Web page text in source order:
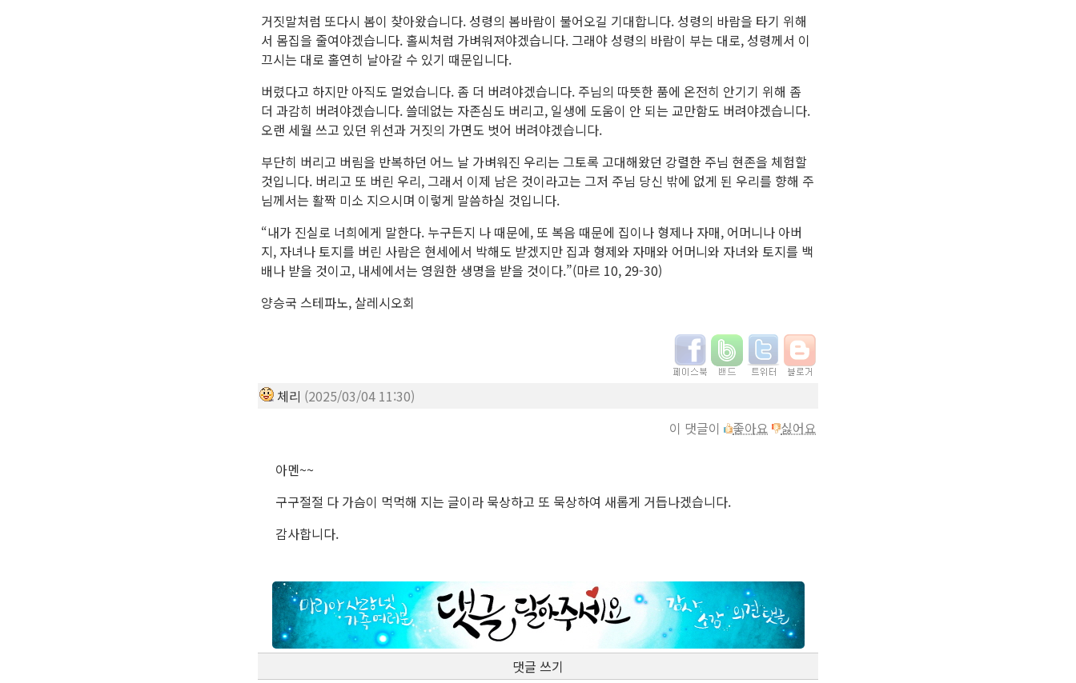
거짓말처럼 또다시 봄이 찾아왔습니다. 성령의 봄바람이 불어오길 기대합니다. 성령의 바람을 타기 위해
서 몸집을 줄여야겠습니다. 홀씨처럼 가벼워져야겠습니다. 그래야 성령의 바람이 부는 대로, 성령께서 이
끄시는 대로 홀연히 날아갈 수 있기 때문입니다.
버렸다고 하지만 아직도 멀었습니다. 좀 더 버려야겠습니다. 주님의 따뜻한 품에 온전히 안기기 위해 좀
더 과감히 버려야겠습니다. 쓸데없는 자존심도 버리고, 일생에 도움이 안 되는 교만함도 버려야겠습니다.
오랜 세월 쓰고 있던 위선과 거짓의 가면도 벗어 버려야겠습니다.
부단히 버리고 버림을 반복하던 어느 날 가벼워진 우리는 그토록 고대해왔던 강렬한 주님 현존을 체험할
것입니다. 버리고 또 버린 우리, 그래서 이제 남은 것이라고는 그저 주님 당신 밖에 없게 된 우리를 향해 주
님께서는 활짝 미소 지으시며 이렇게 말씀하실 것입니다.
“내가 진실로 너희에게 말한다. 누구든지 나 때문에, 또 복음 때문에 집이나 형제나 자매, 어머니나 아버
지, 자녀나 토지를 버린 사람은 현세에서 박해도 받겠지만 집과 형제와 자매와 어머니와 자녀와 토지를 백
배나 받을 것이고, 내세에서는 영원한 생명을 받을 것이다.”(마르 10, 29-30)
양승국 스테파노, 살레시오회
체리 (2025/03/04 11:30)
이 댓글이
좋아요 싫어요
아멘~~
구구절절 다 가슴이 먹먹해 지는 글이라 묵상하고 또 묵상하여 새롭게 거듭나겠습니다.
감사합니다.
댓글 쓰기